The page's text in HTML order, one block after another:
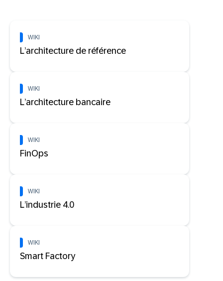
WIKI
L’architecture de référence
WIKI
L’architecture bancaire
WIKI
FinOps
WIKI
L’industrie 4.0
WIKI
Smart Factory